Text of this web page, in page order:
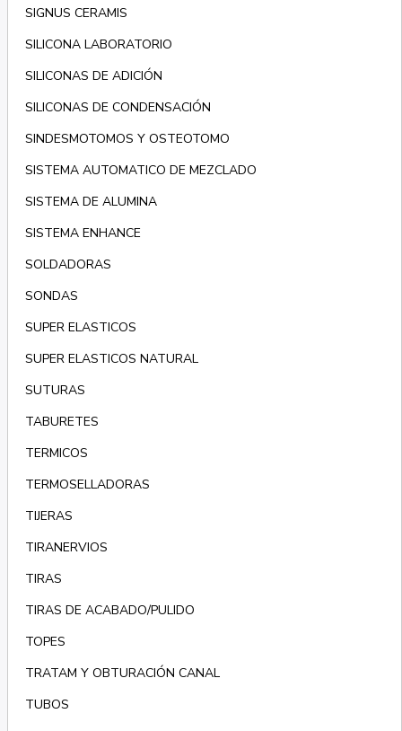
SIGNUS CERAMIS
SILICONA LABORATORIO
SILICONAS DE ADICIÓN
SILICONAS DE CONDENSACIÓN
SINDESMOTOMOS Y OSTEOTOMO
SISTEMA AUTOMATICO DE MEZCLADO
SISTEMA DE ALUMINA
SISTEMA ENHANCE
SOLDADORAS
SONDAS
SUPER ELASTICOS
SUPER ELASTICOS NATURAL
SUTURAS
TABURETES
TERMICOS
TERMOSELLADORAS
TIJERAS
TIRANERVIOS
TIRAS
TIRAS DE ACABADO/PULIDO
TOPES
TRATAM Y OBTURACIÓN CANAL
TUBOS